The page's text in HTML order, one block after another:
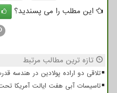
این مطلب را می پسندید؟
تازه ترین مطالب مرتبط
تلاقی دو اراده پولادین در هندسه
تاسیسات آبی هفت ایالت آمریکا